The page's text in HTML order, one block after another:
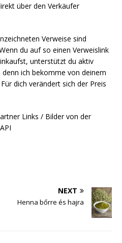
über den Verkäufer
Verweise sind
du auf so einen Verweislink
unterstützt du aktiv
ich bekomme von deinem
dich verändert sich der Preis
Links / Bilder von der
NEXT
Henna bőrre és hajra